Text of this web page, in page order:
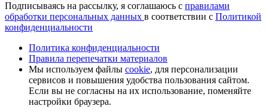
Подписываясь на рассылку, я соглашаюсь с правилами
обработки персональных данных в соответствии с Политикой
конфиденциальности
Политика конфиденциальности
Правила перепечатки материалов
Мы используем файлы cookie, для персонализации
сервисов и повышения удобства пользования сайтом.
Если вы не согласны на их использование, поменяйте
настройки браузера.